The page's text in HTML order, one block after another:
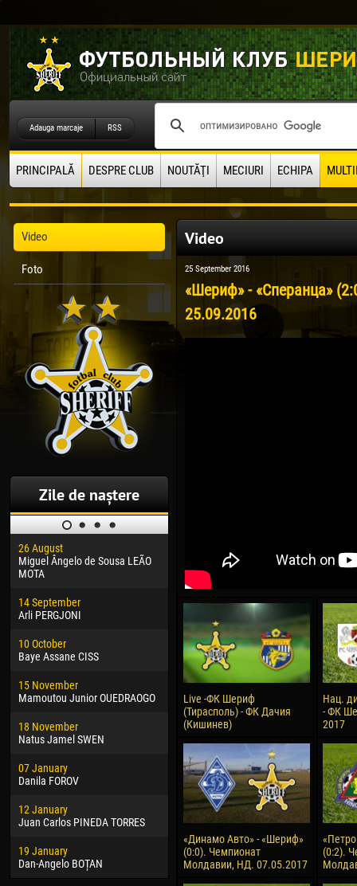
Adauga marcaje RSS
PRINCIPALĂ DESPRE CLUB NOUTĂŢI MECIURI ECHIPA
Video
Foto
Zile de naștere
26 August
Miguel Ângelo de Sousa LEÃO
MOTA
14 September
Arli PERGJONI
10 October
Baye Assane CISS
15 November
Mamoutou Junior OUEDRAOGO
18 November
Natus Jamel SWEN
07 January
Danila FOROV
12 January
Juan Carlos PINEDA TORRES
19 January
Dan-Angelo BOȚAN
Dhoraso Moreo KLAS
24 February
Vladislav COSTIN
02 March
Veaceslav COZMA
09 March
Emmanuel AFETSE
20 March
Jayder Moreno ASPRILLA
22 March
Samba KONÉ
26 March
Vitor Hugo Morais de OLIVEIRA
28 March
Raí LOPES DE OLIVEIRA
24
15
24
28
10
15
Ivan
Video
25 September 2016
«Шериф» - «Сперанца»
25.09.2016
Live -ФК Шериф
(Тирасполь) - ФК Дачия
(Кишинев)
Нац.
- ФК
2017
«Динамо Авто» - «Шериф»
(0:0). Чемпионат
Молдавии, НД. 07.05.2017
(0:2).